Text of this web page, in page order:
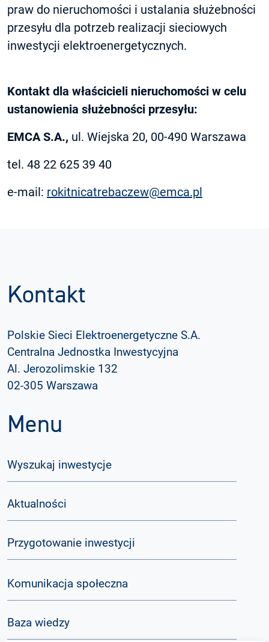
praw do nieruchomości i ustalania służebności
przesyłu dla potrzeb realizacji sieciowych
inwestycji elektroenergetycznych.
Kontakt dla właścicieli nieruchomości w celu
ustanowienia służebności przesyłu:
EMCA S.A., ul. Wiejska 20, 00-490 Warszawa
tel. 48 22 625 39 40
e-mail: rokitnicatrebaczew@emca.pl
Kontakt
Polskie Sieci Elektroenergetyczne S.A.
Centralna Jednostka Inwestycyjna
Al. Jerozolimskie 132
02-305 Warszawa
Menu
Wyszukaj inwestycje
Aktualności
Przygotowanie inwestycji
Komunikacja społeczna
Baza wiedzy